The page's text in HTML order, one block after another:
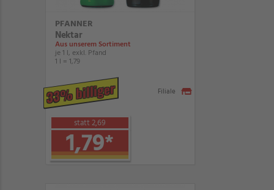
PFANNER
Nektar
Aus unserem Sortiment
je 1 l, exkl. Pfand
1 l = 1,79
33% billiger
statt 2,69
1,79*
Filiale